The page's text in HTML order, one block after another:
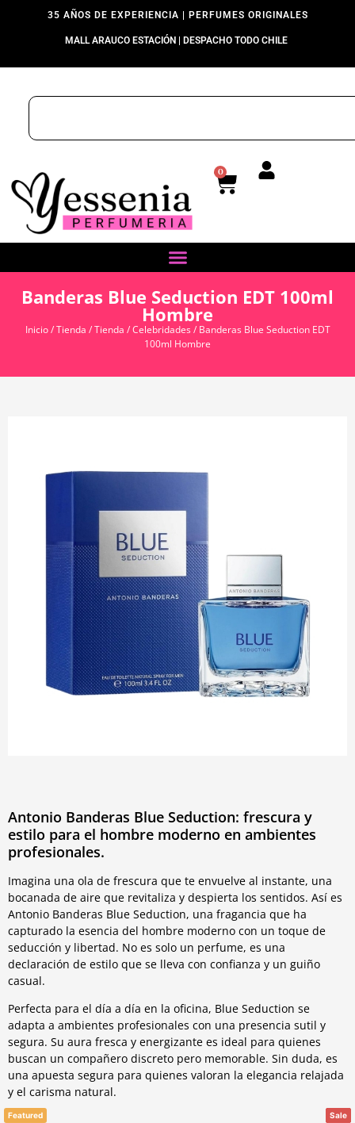
35 AÑOS DE EXPERIENCIA | PERFUMES ORIGINALES
MALL ARAUCO ESTACIÓN | DESPACHO TODO CHILE
0
Banderas Blue Seduction EDT 100ml
Hombre
Inicio/Tienda /Tienda /Celebridades/ Banderas Blue Seduction EDT
100ml Hombre
Antonio Banderas Blue Seduction: frescura y
estilo para el hombre moderno en ambientes
profesionales.
Imagina una ola de frescura que te envuelve al instante, una
bocanada de aire que revitaliza y despierta los sentidos. Así es
Antonio Banderas Blue Seduction, una fragancia que ha
capturado la esencia del hombre moderno con un toque de
seducción y libertad. No es solo un perfume, es una
declaración de estilo que se lleva con confianza y un guiño
casual.
Perfecta para el día a día en la oficina, Blue Seduction se
adapta a ambientes profesionales con una presencia sutil y
segura. Su aura fresca y energizante es ideal para quienes
buscan un compañero discreto pero memorable. Sin duda, es
una apuesta segura para quienes valoran la elegancia relajada
y el carisma natural.
Sale
Sale
Sale
Featured